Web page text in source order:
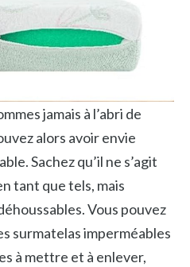
jamais à l’abri de
alors avoir envie
Sachez qu’il ne s’agit
tant que tels, mais
Vous pouvez
surmatelas imperméables
à mettre et à enlever,